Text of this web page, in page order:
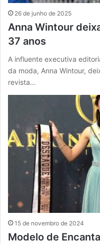
26 de junho de 2025
Anna Wintour
37 anos
A influente executiva
da moda, Anna Wintour,
revista…
15 de novembro de 2024
Modelo de